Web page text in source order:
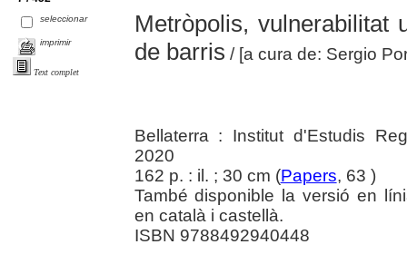
seleccionar
imprimir
Text complet
Metròpolis, vulnerabilitat
de barris / [a cura de: Sergio
Bellaterra : Institut d'Estudis
2020
162 p. : il. ; 30 cm (Papers, 63 )
També disponible la versió en
en català i castellà.
ISBN 9788492940448